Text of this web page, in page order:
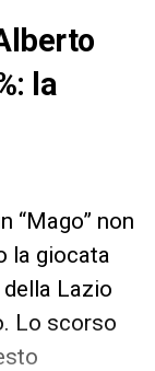
la
“Mago” non
la giocata
Lazio
Lo scorso